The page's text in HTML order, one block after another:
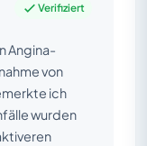
Verifiziert
Angina-
von
ich
wurden